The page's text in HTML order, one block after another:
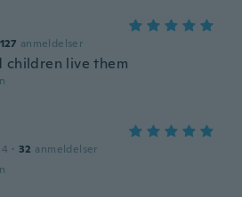
127 anmeldelser
children live them
· 32 anmeldelser